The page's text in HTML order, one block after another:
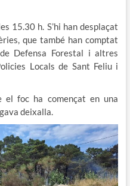
15.30 h. S’hi han desplaçat
que també han comptat
Defensa Forestal i altres
Locals de Sant Feliu i
el foc ha començat en una
deixalla.